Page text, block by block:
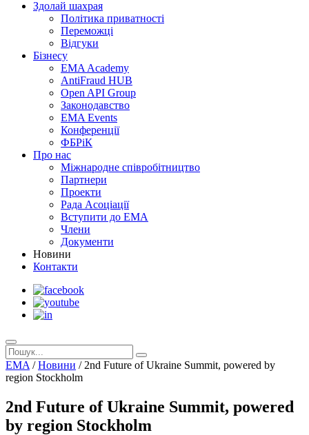
Здолай шахрая
Політика приватності
Переможцi
Відгуки
Бізнесу
EMA Academy
AntiFraud HUB
Open API Group
Законодавство
EMA Events
Конференції
ФБРіК
Про нас
Міжнародне співробітництво
Партнери
Проекти
Рада Асоціації
Вступити до ЕМА
Члени
Документи
Новини
Контакти
EMA /Новини / 2nd Future of Ukraine Summit, powered by
region Stockholm
2nd Future of Ukraine Summit, powered
by region Stockholm